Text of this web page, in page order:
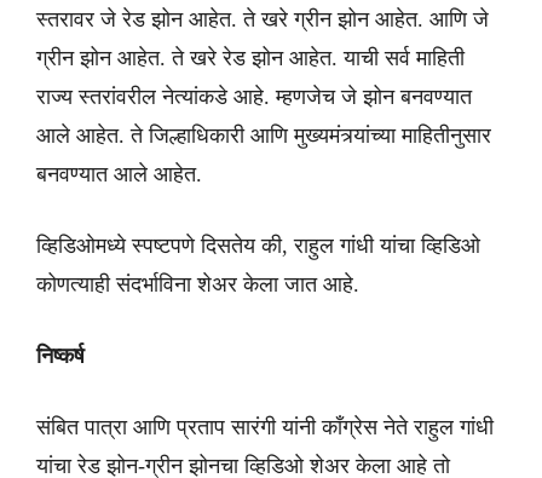
स्तरावर जे रेड झोन आहेत. ते खरे ग्रीन झोन आहेत. आणि जे
ग्रीन झोन आहेत. ते खरे रेड झोन आहेत. याची सर्व माहिती
राज्य स्तरांवरील नेत्यांकडे आहे. म्हणजेच जे झोन बनवण्यात
आले आहेत. ते जिल्हाधिकारी आणि मुख्यमंत्र्यांच्या माहितीनुसार
बनवण्यात आले आहेत.
व्हिडिओमध्ये स्पष्टपणे दिसतेय की, राहुल गांधी यांचा व्हिडिओ
कोणत्याही संदर्भाविना शेअर केला जात आहे.
निष्कर्ष
संबित पात्रा आणि प्रताप सारंगी यांनी काँग्रेस नेते राहुल गांधी
यांचा रेड झोन-ग्रीन झोनचा व्हिडिओ शेअर केला आहे तो